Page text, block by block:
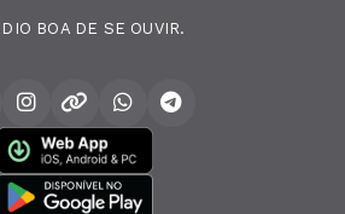
BOA DE SE OUVIR.